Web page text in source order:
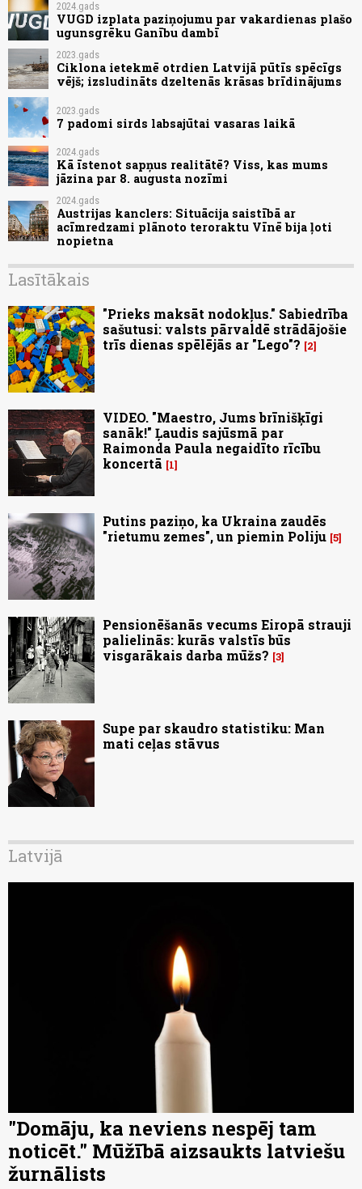
2024.gads
VUGD izplata paziņojumu par vakardienas plašo
ugunsgrēku Ganību dambī
2023.gads
Ciklona ietekmē otrdien Latvijā pūtīs spēcīgs
vējš; izsludināts dzeltenās krāsas brīdinājums
2023.gads
7 padomi sirds labsajūtai vasaras laikā
2024.gads
Kā īstenot sapņus realitātē? Viss, kas mums
jāzina par 8. augusta nozīmi
2024.gads
Austrijas kanclers: Situācija saistībā ar
acīmredzami plānoto teroraktu Vīnē bija ļoti
nopietna
Lasītākais
"Prieks maksāt nodokļus." Sabiedrība
sašutusi: valsts pārvaldē strādājošie
trīs dienas spēlējās ar "Lego"?
2
VIDEO. "Maestro, Jums brīnišķīgi
sanāk!" Ļaudis sajūsmā par
Raimonda Paula negaidīto rīcību
koncertā
1
Putins paziņo, ka Ukraina zaudēs
"rietumu zemes", un piemin Poliju 5
Pensionēšanās vecums Eiropā strauji
palielinās: kurās valstīs būs
visgarākais darba mūžs? 3
Supe par skaudro statistiku: Man
mati ceļas stāvus
Latvijā
"Domāju, ka neviens nespēj tam
noticēt." Mūžībā aizsaukts latviešu
žurnālists